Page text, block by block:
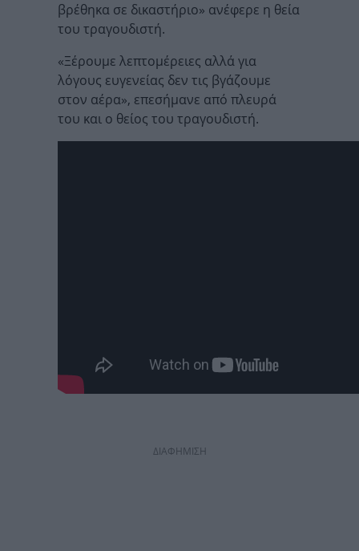
βρέθηκα σε δικαστήριο» ανέφερε η θεία
του τραγουδιστή.
«Ξέρουμε λεπτομέρειες αλλά για
λόγους ευγενείας δεν τις βγάζουμε
στον αέρα», επεσήμανε από πλευρά
του και ο θείος του τραγουδιστή.
ΔΙΑΦΗΜΙΣΗ